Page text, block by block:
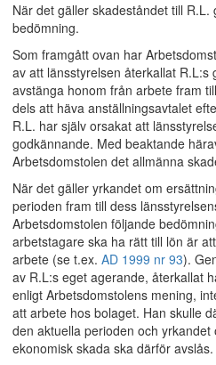
När det gäller skadeståndet till
bedömning.
Som framgått ovan har
av att länsstyrelsen återkallat
avstänga honom från arbete fram
dels att häva anställningsavtalet
R.L. har själv orsakat att
godkännande. Med beaktande
Arbetsdomstolen det allmänna
När det gäller yrkandet om
perioden fram till dess
Arbetsdomstolen följande
arbetstagare ska ha rätt till lön är
arbete (se t.ex. AD 1999 nr 93).
av R.L:s eget agerande, återkallat
enligt Arbetsdomstolens mening,
att arbete hos bolaget. Han skulle
den aktuella perioden och
ekonomisk skada ska därför avslås.